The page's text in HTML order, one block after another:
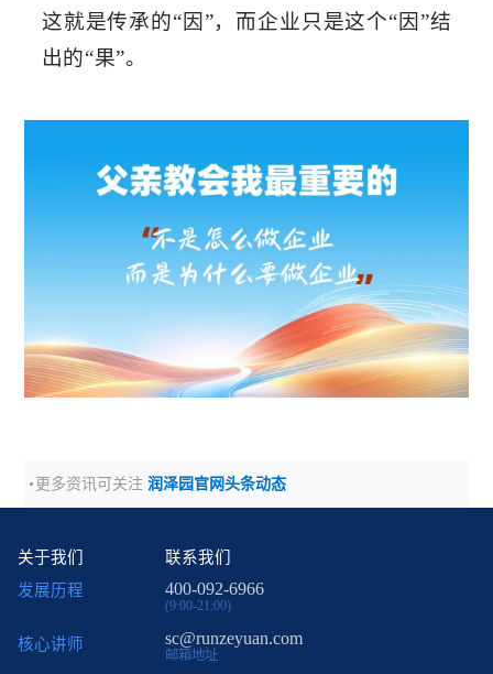
这就是传承的“因”，而企业只是这个“因”结
出的“果”。
更多资讯可关注润泽园官网头条动态
关于我们
发展历程
核心讲师
联系我们
400-092-6966
(9:00-21:00)
sc@runzeyuan.com
邮箱地址